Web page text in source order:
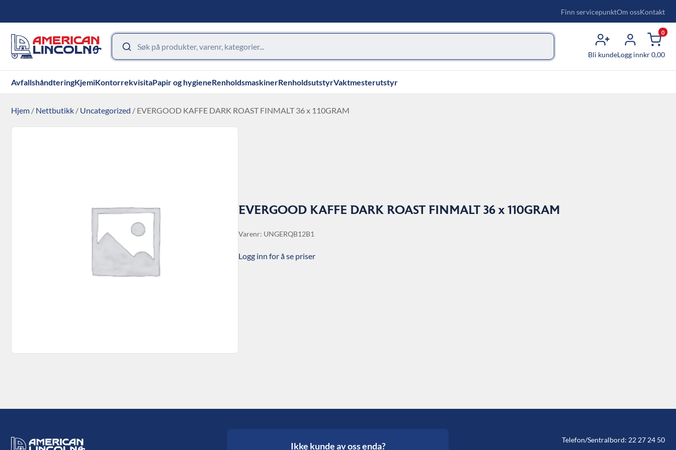
Finn servicepunktOm ossKontakt
Bli kundeLogg inn
0
kr0,00
AvfallshåndteringKjemiKontorrekvisitaPapir og hygieneRenholdsmaskinerRenholdsutstyrVaktmesterutstyr
Hjem / Nettbutikk / Uncategorized / EVERGOOD KAFFE DARK ROAST FINMALT 36 x 110GRAM
EVERGOOD KAFFE DARK ROAST FINMALT 36 x 110GRAM
Varenr: UNGERQB12B1
Logg inn for å se priser
Ikke kunde av oss enda?
Telefon/Sentralbord: 22 27 24 50